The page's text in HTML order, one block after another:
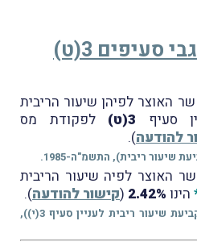
שיעורי הריבית לגבי סעיפים 3(ט)
האוצר לפיהן שיעור הריבית
3(ט)
לפקודת מס
להודעה).
האוצר לפיה שיעור הריבית
הינו 2.42%
(קישור להודעה).
* תקנה 2 לתקנות מס הכנסה (קביעת שיעור ריבית לעניין סעיף 3(י)),